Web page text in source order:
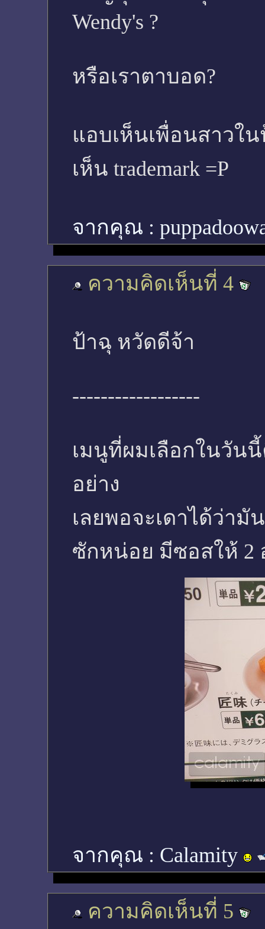
Wendy's ?
หรือเราตาบอด?
แอบเห็นเพื่อนสาวใ
เห็น trademark =P
จากคุณ :
ความคิดเห็นที่ 4
ป้าฉุ หวัดดีจ้า
------------------
เมนูที่ผมเลือกในวัน
อย่าง
เลยพอจะเดาได้ว่า
ซักหน่อย มีซอสให้ 2
จากคุณ : Calamity
ความคิดเห็นที่ 5